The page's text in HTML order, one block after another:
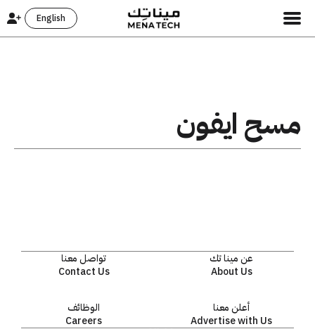
English
مسح ايفون
عن مينا تك
About Us
تواصل معنا
Contact Us
أعلن معنا
Advertise with Us
الوظائف
Careers